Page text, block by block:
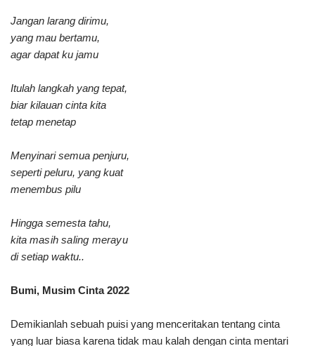
Jangan larang dirimu,
yang mau bertamu,
agar dapat ku jamu
Itulah langkah yang tepat,
biar kilauan cinta kita
tetap menetap
Menyinari semua penjuru,
seperti peluru, yang kuat
menembus pilu
Hingga semesta tahu,
kita masih saling merayu
di setiap waktu..
Bumi, Musim Cinta 2022
Demikianlah sebuah puisi yang menceritakan tentang cinta
yang luar biasa karena tidak mau kalah dengan cinta mentari